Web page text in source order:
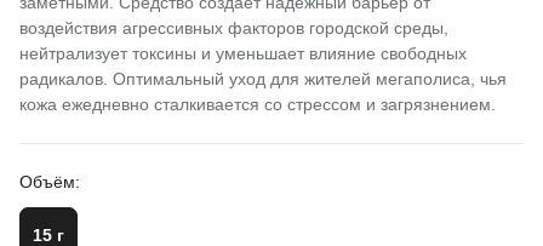
воздействия агрессивных факторов городской среды,
нейтрализует токсины и уменьшает влияние свободных
радикалов. Оптимальный уход для жителей мегаполиса, чья
кожа ежедневно сталкивается со стрессом и загрязнением.
Объём:
15 г